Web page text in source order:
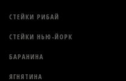
СТЕЙКИ РИБАЙ
СТЕЙКИ НЬЮ-ЙОРК
БАРАНИНА
ЯГНЯТИНА